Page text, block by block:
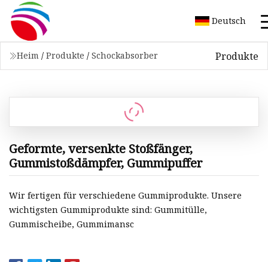
Deutsch
Heim / Produkte / Schockabsorber Produkte
Geformte, versenkte Stoßfänger,
Gummistoßdämpfer, Gummipuffer
Wir fertigen für verschiedene Gummiprodukte. Unsere
wichtigsten Gummiprodukte sind: Gummitülle,
Gummischeibe, Gummimansc